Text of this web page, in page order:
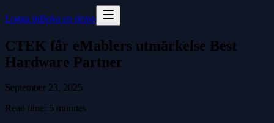
Logga inBoka en demo
CTEK får eMablers utmärkelse Best
Hardware Partner
September 23, 2025
Read time: 5 minutes